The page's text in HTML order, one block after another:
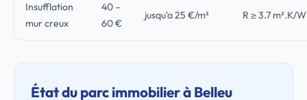
Insufflation
mur creux
40 –
60 €
jusqu'a 25 €/m² R ≥ 3.7 m².K/W
État du parc immobilier à Belleu